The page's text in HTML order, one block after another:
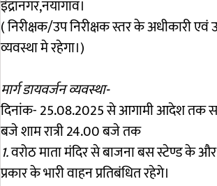
इंद्रानगर,नयागांव।
( निरीक्षक/उप निरीक्षक स्तर के अधीकारी
व्यवस्था मे रहेगा।)
मार्ग डायवर्जन व्यवस्था-
दिनांक- 25.08.2025 से आगामी आदेश तक
बजे शाम रात्री 24.00 बजे तक
1.वरोठ माता मंदिर से बाजना बस स्टेण्ड के
प्रकार के भारी वाहन प्रतिबंधित रहेगे।